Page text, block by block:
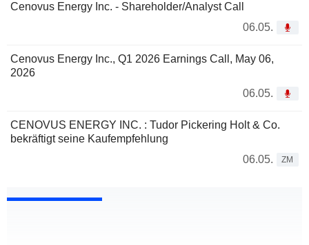
Cenovus Energy Inc. - Shareholder/Analyst Call
06.05.
Cenovus Energy Inc., Q1 2026 Earnings Call, May 06,
2026
06.05.
CENOVUS ENERGY INC. : Tudor Pickering Holt & Co.
bekräftigt seine Kaufempfehlung
06.05.
ZM